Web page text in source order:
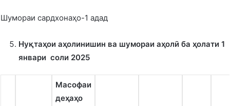
Шумораи сардхонаҳо-1 адад
Нуқтаҳои аҳолинишин ва шумораи аҳолӣ ба ҳолати 1
январи соли 2025
Масофаи
деҳаҳо